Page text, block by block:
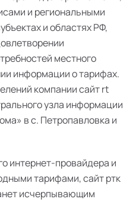
и региональными
и областях РФ,
местного
информации о тарифах.
компании сайт rt
узла информации
в с. Петропавловка и
интернет-провайдера и
тарифами, сайт ртк
исчерпывающим